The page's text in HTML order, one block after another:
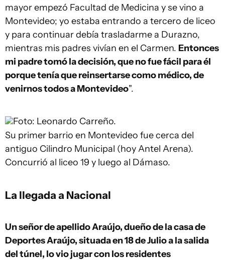
mayor empezó Facultad de Medicina y se vino a
Montevideo; yo estaba entrando a tercero de liceo
y para continuar debía trasladarme a Durazno,
mientras mis padres vivían en el Carmen. Entonces
mi padre tomó la decisión, que no fue fácil para él
porque tenía que reinsertarse como médico, de
venirnos todos a Montevideo".
Foto: Leonardo Carreño.
Su primer barrio en Montevideo fue cerca del
antiguo Cilindro Municipal (hoy Antel Arena).
Concurrió al liceo 19 y luego al Dámaso.
La llegada a Nacional
Un señor de apellido Araújo, dueño de la casa de
Deportes Araújo, situada en 18 de Julio a la salida
del túnel, lo vio jugar con los residentes